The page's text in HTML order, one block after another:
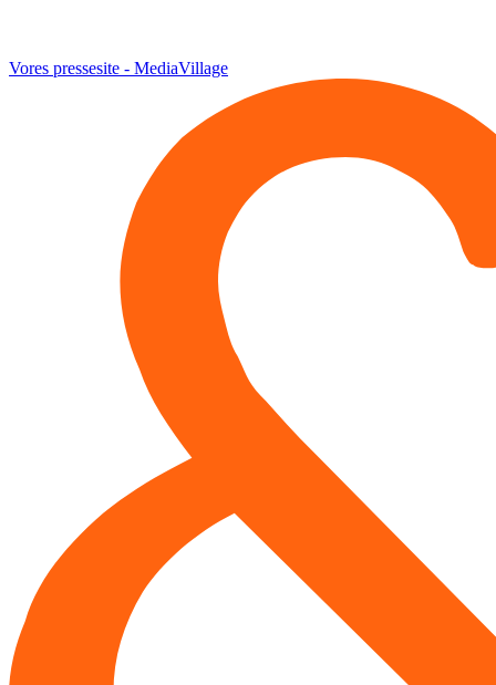
Vores pressesite - MediaVillage